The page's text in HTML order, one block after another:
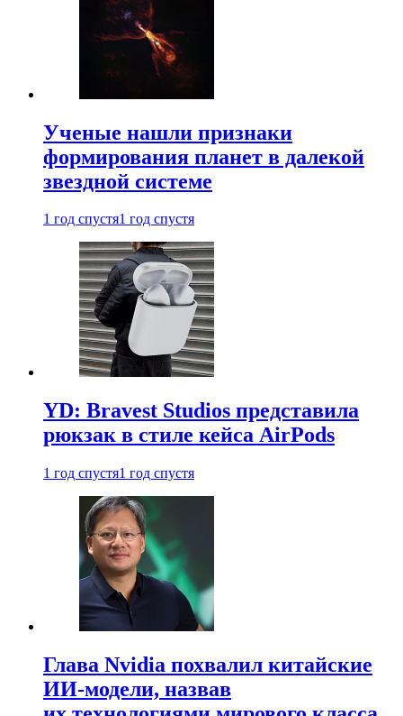
Ученые нашли признаки
формирования планет в далекой
звездной системе
1 год спустя1 год спустя
YD: Bravest Studios представила
рюкзак в стиле кейса AirPods
1 год спустя1 год спустя
Глава Nvidia похвалил китайские
ИИ-модели, назвав